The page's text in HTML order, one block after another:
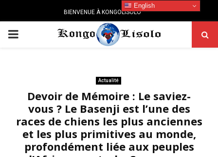
BIENVENUE À KONGOLISOLO
PRIMARY
Actualité
Devoir de Mémoire : Le saviez-
vous ? Le Basenji est l’une des
races de chiens les plus anciennes
et les plus primitives au monde,
profondément liée aux peuples
English